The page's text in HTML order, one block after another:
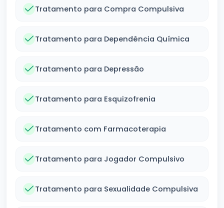
Tratamento para Compra Compulsiva
Tratamento para Dependência Química
Tratamento para Depressão
Tratamento para Esquizofrenia
Tratamento com Farmacoterapia
Tratamento para Jogador Compulsivo
Tratamento para Sexualidade Compulsiva